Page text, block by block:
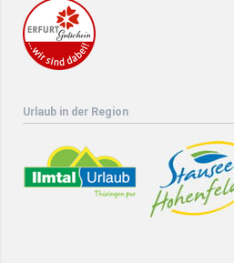
Urlaub in der Region